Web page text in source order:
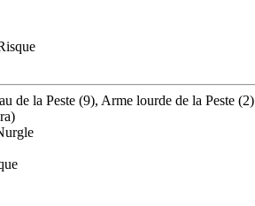
de la Peste (9), Arme lourde de la Peste (2)